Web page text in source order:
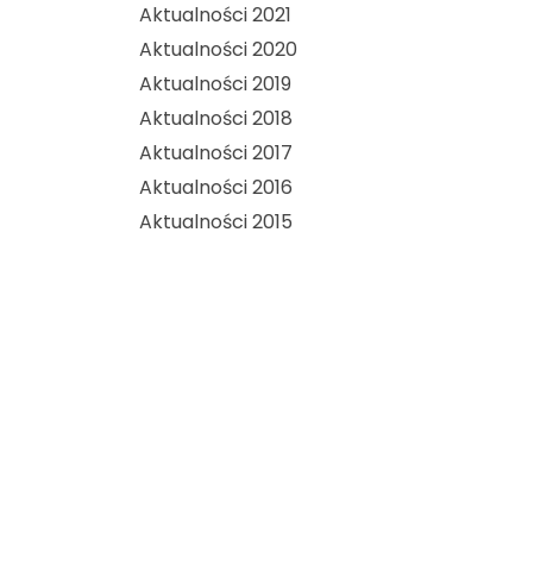
Aktualności 2021
Aktualności 2020
Aktualności 2019
Aktualności 2018
Aktualności 2017
Aktualności 2016
Aktualności 2015